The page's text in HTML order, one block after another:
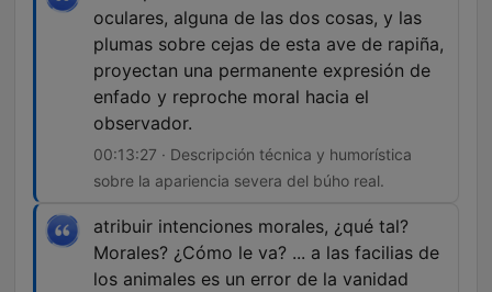
oculares, alguna de las dos cosas, y las
plumas sobre cejas de esta ave de rapiña,
proyectan una permanente expresión de
enfado y reproche moral hacia el
observador.
00:13:27 · Descripción técnica y humorística
sobre la apariencia severa del búho real.
atribuir intenciones morales, ¿qué tal?
Morales? ¿Cómo le va? ... a las facilias de
los animales es un error de la vanidad